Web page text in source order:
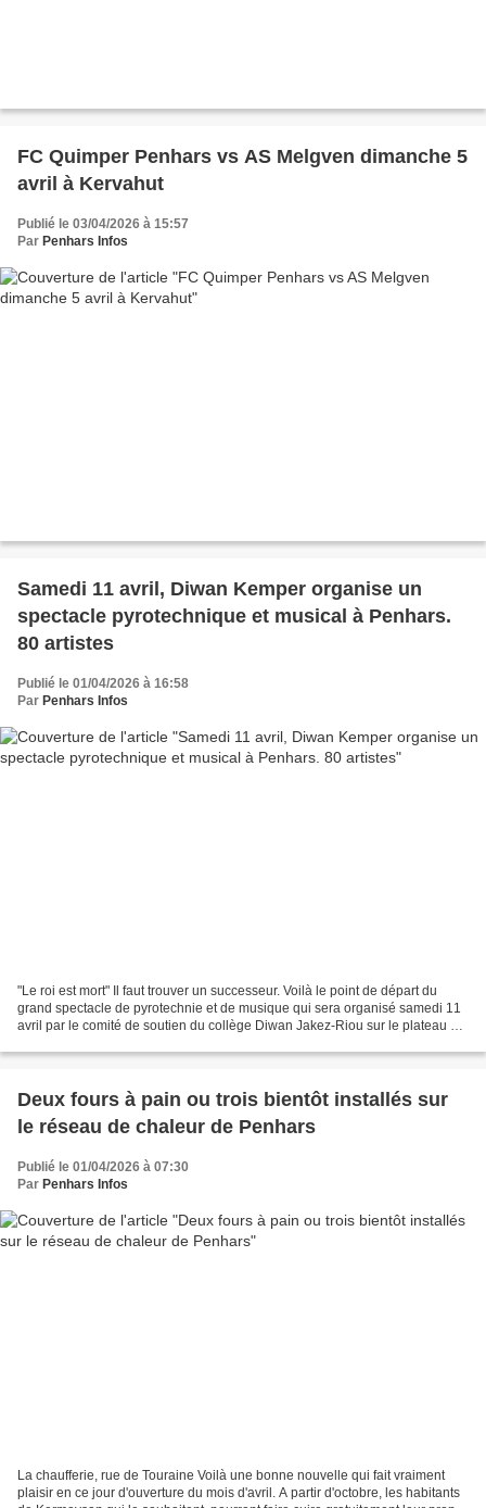
FC Quimper Penhars vs AS Melgven dimanche 5
avril à Kervahut
Publié le 03/04/2026 à 15:57
Par Penhars Infos
Samedi 11 avril, Diwan Kemper organise un
spectacle pyrotechnique et musical à Penhars.
80 artistes
Publié le 01/04/2026 à 16:58
Par Penhars Infos
"Le roi est mort" Il faut trouver un successeur. Voilà le point de départ du
grand spectacle de pyrotechnie et de musique qui sera organisé samedi 11
avril par le comité de soutien du collège Diwan Jakez-Riou sur le plateau de
Deux fours à pain ou trois bientôt installés sur
le réseau de chaleur de Penhars
Publié le 01/04/2026 à 07:30
Par Penhars Infos
La chaufferie, rue de Touraine Voilà une bonne nouvelle qui fait vraiment
plaisir en ce jour d'ouverture du mois d'avril. A partir d'octobre, les habitants